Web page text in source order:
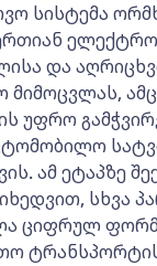
სისტემა
და
უფრო
ამ ეტაპზე
სხვა
ციფრულ